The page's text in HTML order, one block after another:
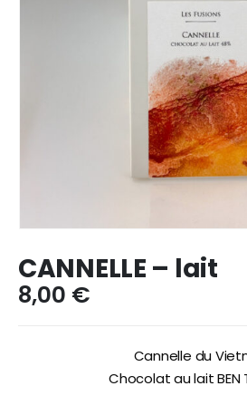
CANNELLE – lait
8,00 €
Cannelle du
Chocolat au lait BEN